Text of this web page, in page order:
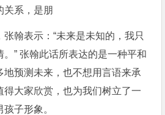
关系，是朋
翰表示：“未来是未知的，我只
” 张翰此话所表达的是一种平和
地预测未来，也不想用言语来承
得大家欣赏，也为我们树立了一
子形象。